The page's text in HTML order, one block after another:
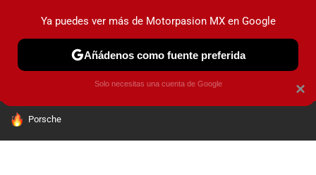
PRUEBAS INDUSTRIA HOY NO CIRCULA
HOY SE HABLA DE
Porsche
×
Ya puedes ver más de Motorpasion MX en Google
Añádenos como fuente preferida
Solo necesitas una cuenta de Google